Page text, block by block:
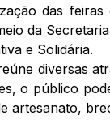
das
da
e Solidária.
diversas
o público
artesanato,